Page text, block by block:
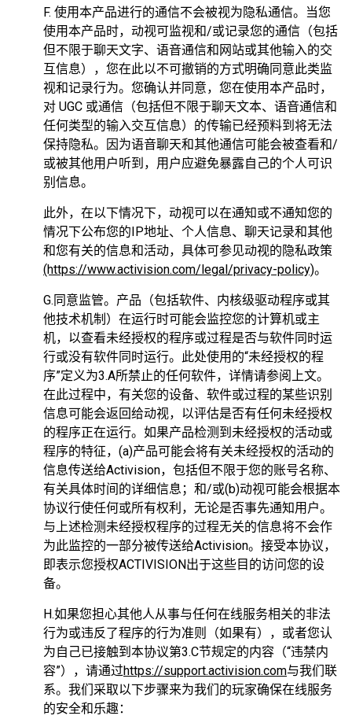
F. 使用本产品进行的通信不会被视为隐私通信。当您
使用本产品时，动视可监视和/或记录您的通信（包括
但不限于聊天文字、语音通信和网站或其他输入的交
互信息），您在此以不可撤销的方式明确同意此类监
视和记录行为。您确认并同意，您在使用本产品时，
对 UGC 或通信（包括但不限于聊天文本、语音通信和
任何类型的输入交互信息）的传输已经预料到将无法
保持隐私。因为语音聊天和其他通信可能会被查看和/
或被其他用户听到，用户应避免暴露自己的个人可识
别信息。
此外，在以下情况下，动视可以在通知或不通知您的
情况下公布您的IP地址、个人信息、聊天记录和其他
和您有关的信息和活动，具体可参见动视的隐私政策
(https://www.activision.com/legal/privacy-policy)。
G.同意监管。产品（包括软件、内核级驱动程序或其
他技术机制）在运行时可能会监控您的计算机或主
机，以查看未经授权的程序或过程是否与软件同时运
行或没有软件同时运行。此处使用的“未经授权的程
序”定义为3.A所禁止的任何软件，详情请参阅上文。
在此过程中，有关您的设备、软件或过程的某些识别
信息可能会返回给动视，以评估是否有任何未经授权
的程序正在运行。如果产品检测到未经授权的活动或
程序的特征，(a)产品可能会将有关未经授权的活动的
信息传送给Activision，包括但不限于您的账号名称、
有关具体时间的详细信息；和/或(b)动视可能会根据本
协议行使任何或所有权利，无论是否事先通知用户。
与上述检测未经授权程序的过程无关的信息将不会作
为此监控的一部分被传送给Activision。接受本协议，
即表示您授权ACTIVISION出于这些目的访问您的设
备。
H.如果您担心其他人从事与任何在线服务相关的非法
行为或违反了程序的行为准则（如果有），或者您认
为自己已接触到本协议第3.C节规定的内容（“违禁内
容”），请通过https://support.activision.com与我们联
系。我们采取以下步骤来为我们的玩家确保在线服务
的安全和乐趣：